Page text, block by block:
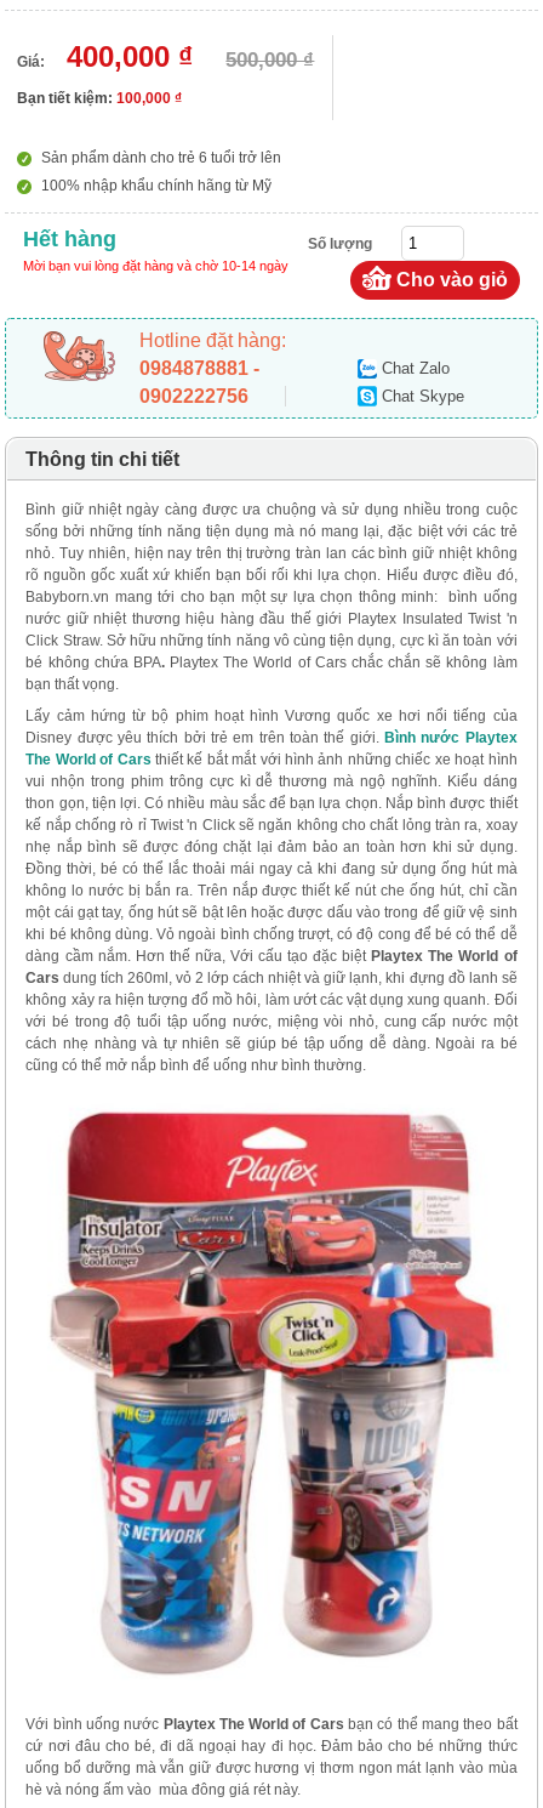
Giá: 400,000 ₫ 500,000 ₫
Bạn tiết kiệm:100,000 ₫
Sản phẩm dành cho trẻ 6 tuổi trở lên
100% nhập khẩu chính hãng từ Mỹ
Hết hàng
Mời bạn vui lòng đặt hàng và chờ 10-14 ngày
Số lượng
Hotline đặt hàng:
0984878881 -
0902222756
Chat Zalo
Chat Skype
Thông tin chi tiết
Bình giữ nhiệt ngày càng được ưa chuộng và sử dụng nhiều trong cuộc
sống bởi những tính năng tiện dụng mà nó mang lại, đặc biệt với các trẻ
nhỏ. Tuy nhiên, hiện nay trên thị trường tràn lan các bình giữ nhiệt không
rõ nguồn gốc xuất xứ khiến bạn bối rối khi lựa chọn. Hiểu được điều đó,
Babyborn.vn mang tới cho bạn một sự lựa chọn thông minh: bình uống
nước giữ nhiệt thương hiệu hàng đầu thế giới Playtex Insulated Twist 'n
Click Straw. Sở hữu những tính năng vô cùng tiện dụng, cực kì ăn toàn với
bé không chứa BPA. Playtex The World of Cars chắc chắn sẽ không làm
bạn thất vọng.
Lấy cảm hứng từ bộ phim hoạt hình Vương quốc xe hơi nổi tiếng của
Disney được yêu thích bởi trẻ em trên toàn thế giới. Bình nước Playtex
The World of Cars thiết kế bắt mắt với hình ảnh những chiếc xe hoạt hình
vui nhộn trong phim trông cực kì dễ thương mà ngộ nghĩnh. Kiểu dáng
thon gọn, tiện lợi. Có nhiều màu sắc để bạn lựa chọn. Nắp bình được thiết
kế nắp chống rò rỉ Twist 'n Click sẽ ngăn không cho chất lỏng tràn ra, xoay
nhẹ nắp bình sẽ được đóng chặt lại đảm bảo an toàn hơn khi sử dụng.
Đồng thời, bé có thể lắc thoải mái ngay cả khi đang sử dụng ống hút mà
không lo nước bị bắn ra. Trên nắp được thiết kế nút che ống hút, chỉ cần
một cái gạt tay, ống hút sẽ bật lên hoặc được dấu vào trong để giữ vệ sinh
khi bé không dùng. Vỏ ngoài bình chống trượt, có độ cong để bé có thể dễ
dàng cầm nắm. Hơn thế nữa, Với cấu tạo đặc biệt Playtex The World of
Cars dung tích 260ml, vỏ 2 lớp cách nhiệt và giữ lạnh, khi đựng đồ lanh sẽ
không xảy ra hiện tượng đổ mồ hôi, làm ướt các vật dụng xung quanh. Đối
với bé trong độ tuổi tập uống nước, miệng vòi nhỏ, cung cấp nước một
cách nhẹ nhàng và tự nhiên sẽ giúp bé tập uống dễ dàng. Ngoài ra bé
cũng có thể mở nắp bình để uống như bình thường.
Với bình uống nước Playtex The World of Cars bạn có thể mang theo bất
cứ nơi đâu cho bé, đi dã ngoại hay đi học. Đảm bảo cho bé những thức
uống bổ dưỡng mà vẫn giữ được hương vị thơm ngon mát lạnh vào mùa
hè và nóng ấm vào mùa đông giá rét này.